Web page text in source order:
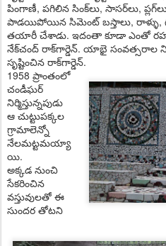
పింగాణీ, ప‌గిలిన సింక్‌లు, సాస‌ర్‌లు,
పాడ‌యిపోయిన సిమెంట్ బ‌స్తాలు, రాళ్ళు,
త‌యారీ చేశాడు. ఇదంతా కూడా ఎంతో
నేక్‌చంద్ రాక్‌గార్డెన్‌. యాభై సంవ‌త్స‌రాల
సృష్టించిన రాక్‌గార్డెన్‌.
1958 ప్రాంతంలో
చండీఘ‌ర్
నిర్మిస్తున్న‌పుడు
ఆ చుట్టుప‌క్క‌ల
గ్రామాలెన్నో
నేల‌మట్ట‌మ‌య్యా
యి.
అక్క‌డ నుంచి
సేక‌రించిన
వ‌స్తువులతో ఈ
సుంద‌ర తోట‌ని